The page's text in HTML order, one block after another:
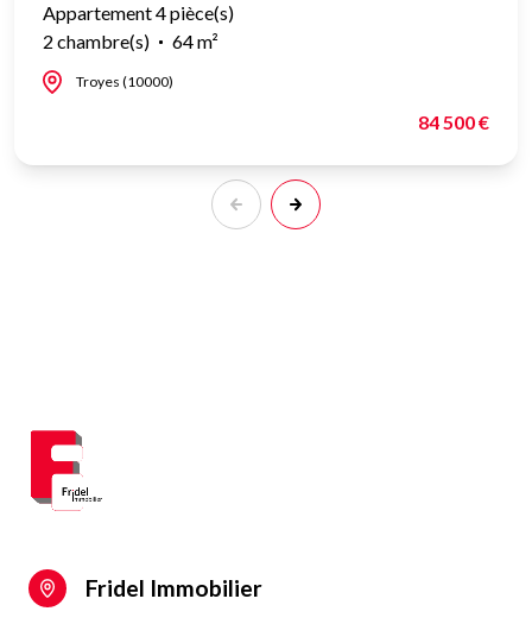
Appartement 4 pièce(s)
2 chambre(s)
64 m²
Troyes (10000)
84 500 €
Fridel Immobilier